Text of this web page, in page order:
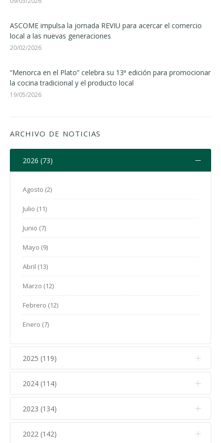
ASCOME impulsa la jornada REVIU para acercar el comercio
local a las nuevas generaciones
20/02/2026
“Menorca en el Plato” celebra su 13ª edición para promocionar
la cocina tradicional y el producto local
19/05/2026
ARCHIVO DE NOTICIAS
2026 (73)
Agosto (2)
Julio (11)
Junio (7)
Mayo (9)
Abril (13)
Marzo (12)
Febrero (12)
Enero (7)
2025 (119)
Diciembre (12)
Noviembre (17)
Octubre (15)
2024 (114)
Diciembre (10)
Noviembre (14)
2023 (134)
Diciembre (11)
2022 (142)